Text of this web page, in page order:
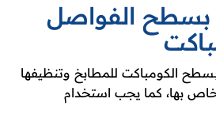
بسطح الفواصل
الكومباكت للمطابخ وتنظيفها
بها، كما يجب استخدام